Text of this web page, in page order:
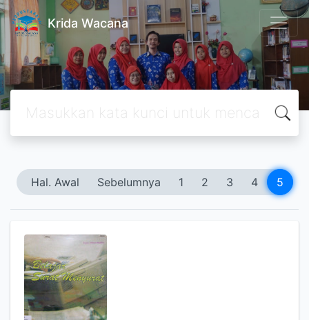
Krida Wacana
Hal. Awal Sebelumnya 1 2 3 4 5